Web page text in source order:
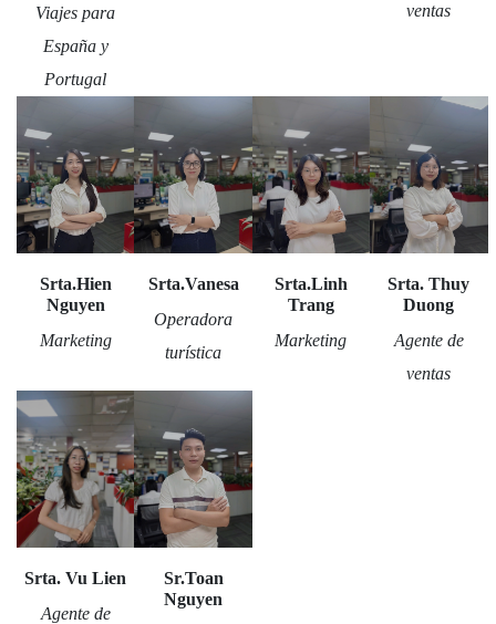
Viajes para
España y
Portugal
ventas
Srta.Hien
Nguyen
Marketing
Srta.Vanesa
Operadora
turística
Srta.Linh
Trang
Marketing
Srta. Thuy
Duong
Agente de
ventas
Srta. Vu Lien
Agente de
Sr.Toan
Nguyen